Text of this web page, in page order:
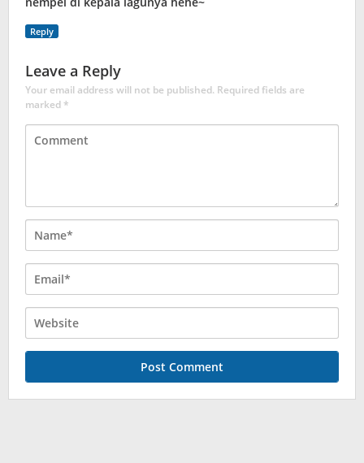
Reply
Leave a Reply
Your email address will not be published. Required fields are
marked*